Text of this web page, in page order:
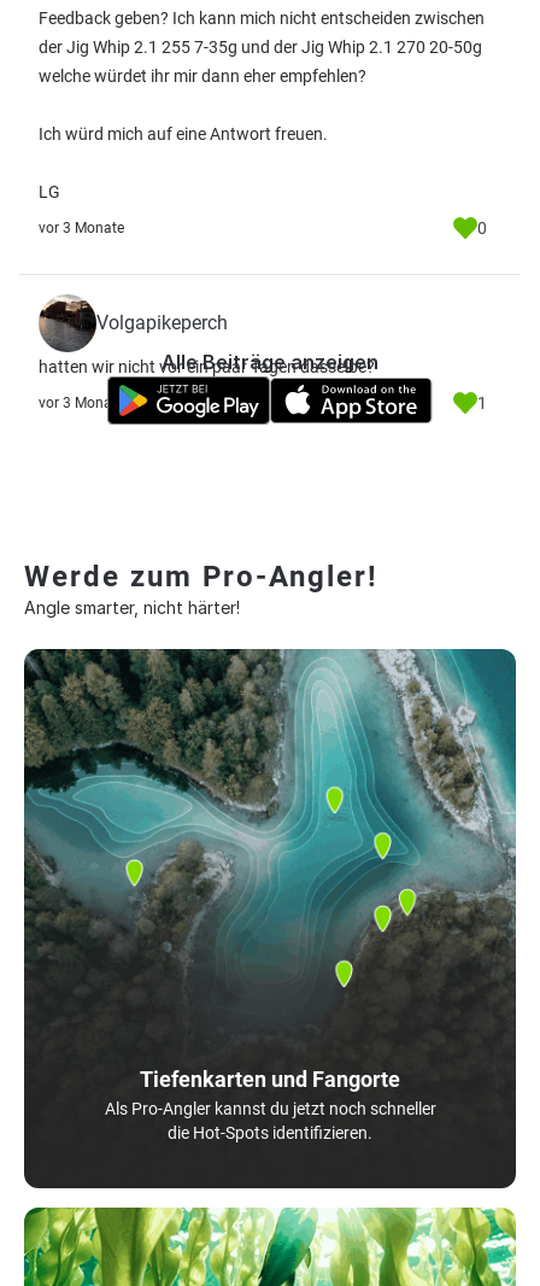
Feedback geben? Ich kann mich nicht entscheiden zwischen
der Jig Whip 2.1 255 7-35g und der Jig Whip 2.1 270 20-50g
welche würdet ihr mir dann eher empfehlen?
Ich würd mich auf eine Antwort freuen.
LG
vor 3 Monate 0
Volgapikeperch
hatten wir nicht vor ein paar Tagen dasselbe?
vor 3 Monate 1
Alle Beiträge anzeigen
Werde zum Pro-Angler!
Angle smarter, nicht härter!
Tiefenkarten und Fangorte
Als Pro-Angler kannst du jetzt noch schneller
die Hot-Spots identifizieren.